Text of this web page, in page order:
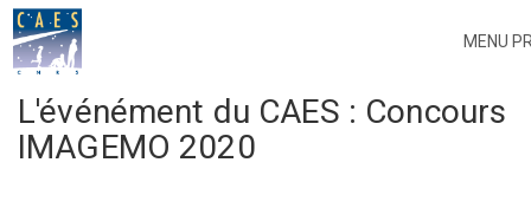
MENU
L'événément du CAES : Concours
IMAGEMO 2020